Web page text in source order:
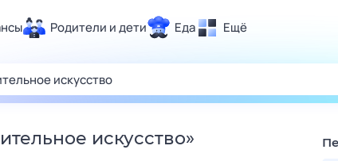
Родители и дети Еда Ещё
Здоровье
Развлечения и отдых
Спорт
ТВ-
искусство»